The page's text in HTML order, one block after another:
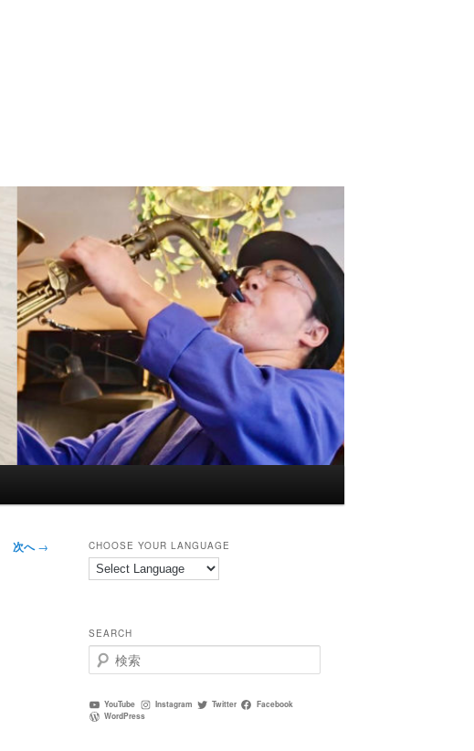
次へ→ CHOOSE YOUR LANGUAGE
SEARCH
検
索
YouTube Instagram Twitter
Facebook
WordPress